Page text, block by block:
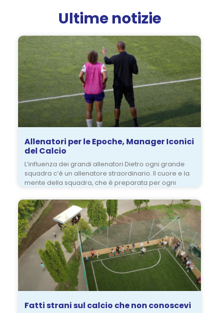
Ultime notizie
Allenatori per le Epoche, Manager Iconici
del Calcio
L’influenza dei grandi allenatori Dietro ogni grande
squadra c’è un allenatore straordinario. Il cuore e la
mente della squadra, che è preparata per ogni
Fatti strani sul calcio che non conoscevi